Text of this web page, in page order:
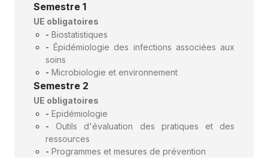
Semestre 1
UE obligatoires
- Biostatistiques
-Épidémiologie des infections associées aux
soins
- Microbiologie et environnement
Semestre 2
UE obligatoires
- Epidémiologie
-Outils d'évaluation des pratiques et des
ressources
- Programmes et mesures de prévention